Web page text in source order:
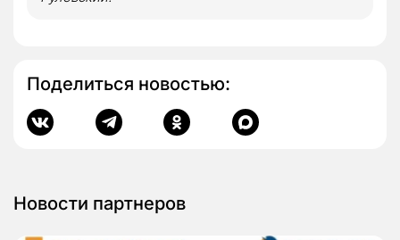
Поделиться новостью:
Новости партнеров